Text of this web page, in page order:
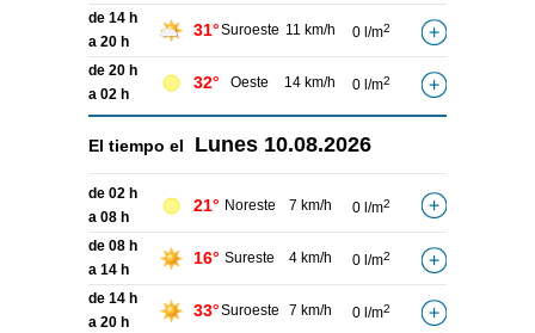
de 14 h
a 20 h
31°Suroeste 11 km/h 0 l/m2
de 20 h
a 02 h
32° Oeste 14 km/h 0 l/m2
El tiempo el Lunes 10.08.2026
de 02 h
a 08 h
21° Noreste 7 km/h 0 l/m2
de 08 h
a 14 h
16° Sureste 4 km/h 0 l/m2
de 14 h
a 20 h
33°Suroeste 7 km/h 0 l/m2